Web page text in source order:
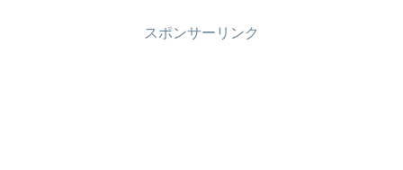
スポンサーリンク